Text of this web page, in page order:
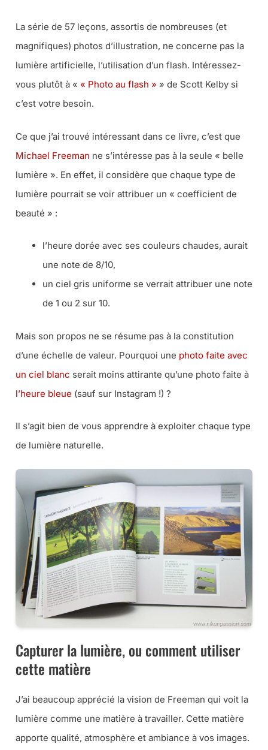
La série de 57 leçons, assortis de nombreuses (et
magnifiques) photos d’illustration, ne concerne pas la
lumière artificielle, l’utilisation d’un flash. Intéressez-
vous plutôt à « « Photo au flash » » de Scott Kelby si
c’est votre besoin.
Ce que j’ai trouvé intéressant dans ce livre, c’est que
Michael Freeman ne s’intéresse pas à la seule « belle
lumière ». En effet, il considère que chaque type de
lumière pourrait se voir attribuer un « coefficient de
beauté » :
l’heure dorée avec ses couleurs chaudes, aurait
une note de 8/10,
un ciel gris uniforme se verrait attribuer une note
de 1 ou 2 sur 10.
Mais son propos ne se résume pas à la constitution
d’une échelle de valeur. Pourquoi une photo faite avec
un ciel blanc serait moins attirante qu’une photo faite à
l’heure bleue (sauf sur Instagram !) ?
Il s’agit bien de vous apprendre à exploiter chaque type
de lumière naturelle.
Capturer la lumière, ou comment utiliser
cette matière
J’ai beaucoup apprécié la vision de Freeman qui voit la
lumière comme une matière à travailler. Cette matière
apporte qualité, atmosphère et ambiance à vos images.